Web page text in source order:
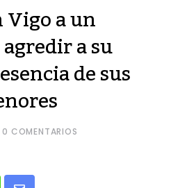
a un
a su
de sus
0 COMENTARIOS